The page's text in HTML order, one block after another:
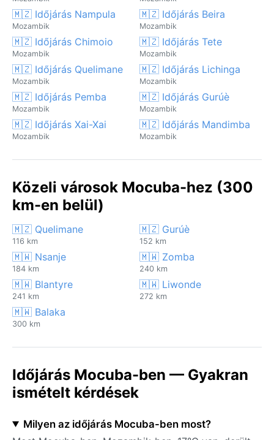
🇲🇿 Időjárás Nampula
Mozambik
🇲🇿 Időjárás Beira
Mozambik
🇲🇿 Időjárás Chimoio
Mozambik
🇲🇿 Időjárás Tete
Mozambik
🇲🇿 Időjárás Quelimane
Mozambik
🇲🇿 Időjárás Lichinga
Mozambik
🇲🇿 Időjárás Pemba
Mozambik
🇲🇿 Időjárás Gurúè
Mozambik
🇲🇿 Időjárás Xai-Xai
Mozambik
🇲🇿 Időjárás Mandimba
Mozambik
Közeli városok Mocuba-hez (300
km-en belül)
🇲🇿 Quelimane
116 km
🇲🇿 Gurúè
152 km
🇲🇼 Nsanje
184 km
🇲🇼 Zomba
240 km
🇲🇼 Blantyre
241 km
🇲🇼 Liwonde
272 km
🇲🇼 Balaka
300 km
Időjárás Mocuba-ben — Gyakran
ismételt kérdések
Milyen az időjárás Mocuba-ben most?